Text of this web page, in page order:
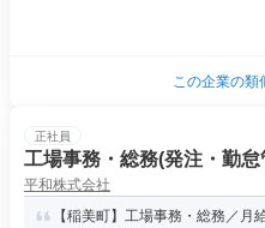
この企業の類
正社員
工場事務・総務(発注・勤怠
平和株式会社
【稲美町】工場事務・総務／